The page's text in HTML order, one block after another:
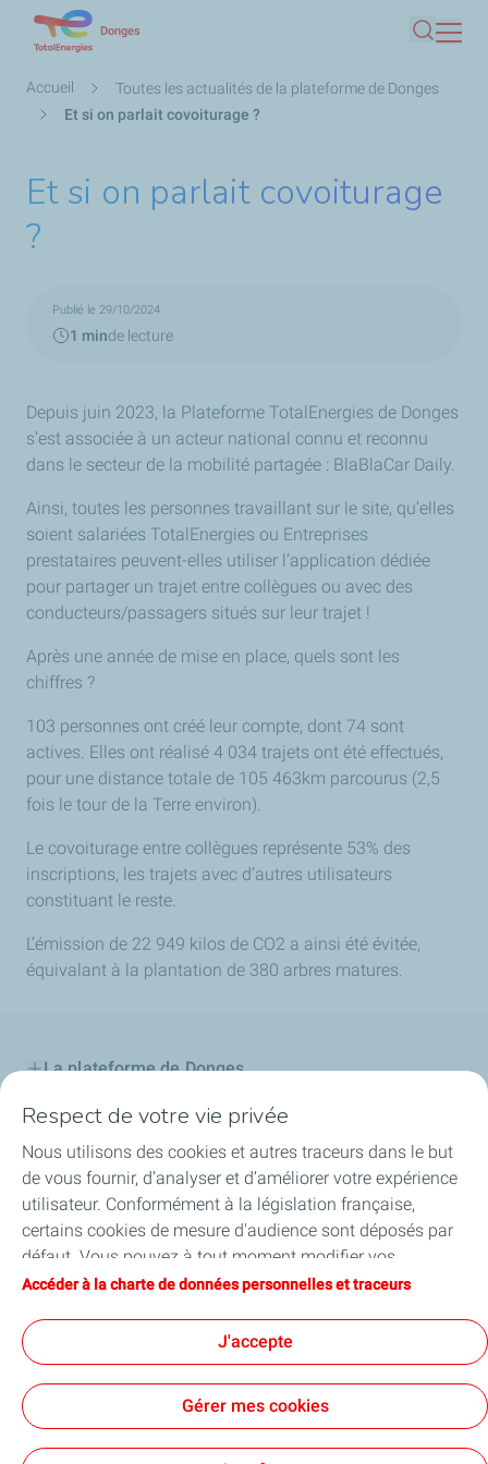
contenu
principal
Donges
Fil
d'Ariane
Accueil
Toutes les actualités de la plateforme de Donges
Et si on parlait covoiturage ?
Et si on parlait covoiturage
?
Publié le 29/10/2024
1 minde lecture
Depuis juin 2023, la Plateforme TotalEnergies de Donges
s’est associée à un acteur national connu et reconnu
dans le secteur de la mobilité partagée : BlaBlaCar Daily.
Ainsi, toutes les personnes travaillant sur le site, qu’elles
soient salariées TotalEnergies ou Entreprises
prestataires peuvent-elles utiliser l’application dédiée
pour partager un trajet entre collègues ou avec des
conducteurs/passagers situés sur leur trajet !
Après une année de mise en place, quels sont les
chiffres ?
103 personnes ont créé leur compte, dont 74 sont
actives. Elles ont réalisé 4 034 trajets ont été effectués,
pour une distance totale de 105 463km parcourus (2,5
fois le tour de la Terre environ).
Le covoiturage entre collègues représente 53% des
inscriptions, les trajets avec d’autres utilisateurs
constituant le reste.
L’émission de 22 949 kilos de CO2 a ainsi été évitée,
équivalant à la plantation de 380 arbres matures.
La plateforme de Donges
Notre engagement
Projet d'avenir
Maintenance
Publications
Suivi des signalements
Respect de votre vie privée
Nous utilisons des cookies et autres traceurs dans le but
de vous fournir, d’analyser et d’améliorer votre expérience
utilisateur. Conformément à la législation française,
certains cookies de mesure d'audience sont déposés par
défaut. Vous pouvez à tout moment modifier vos
paramètres de cookies en cliquant sur le bouton « Gérer
vous acceptez le dépôt de l’ensemble des cookies. Dans le
cas où vous cliquez sur « Je refuse », seuls les cookies
techniques nécessaires au bon fonctionnement du site
seront utilisés. Pour plus d’informations, vous pouvez
Accéder à la charte de données personnelles et traceurs
J'accepte
Gérer mes cookies